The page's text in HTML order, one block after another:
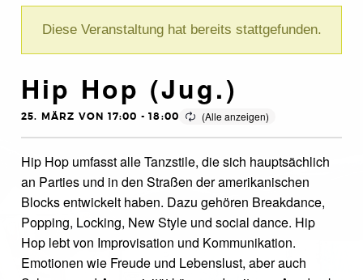
Diese Veranstaltung hat bereits stattgefunden.
Hip Hop (Jug.)
25. MÄRZ VON 17:00 -18:00
Hip Hop umfasst alle Tanzstile, die sich hauptsächlich
an Parties und in den Straßen der amerikanischen
Blocks entwickelt haben. Dazu gehören Breakdance,
Popping, Locking, New Style und social dance. Hip
Hop lebt von Improvisation und Kommunikation.
Emotionen wie Freude und Lebenslust, aber auch